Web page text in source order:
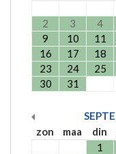
2
3 4
9
10 11
16
17 18
23
24 25
30
31
zon
maa din
1